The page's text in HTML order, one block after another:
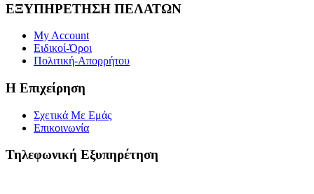
ΕΞΥΠΗΡΕΤΗΣΗ ΠΕΛΑΤΩΝ
My Account
Ειδικοί-Όροι
Πολιτική-Απορρήτου
Η Επιχείρηση
Σχετικά Με Εμάς
Επικοινωνία
Τηλεφωνική Εξυπηρέτηση